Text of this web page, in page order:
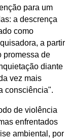
para um
a descrença
como
a partir
promessa de
diante
vez mais
consciência".
de violência
enfrentados
ambiental, por